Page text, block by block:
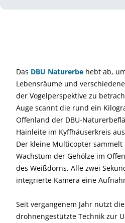
Das DBU Naturerbe hebt ab,
Lebensräume und
der Vogelperspektive zu
Auge scannt die rund ein
Offenland der DBU-
Hainleite im Kyffhäuserkreis
Der kleine Multicopter
Wachstum der Gehölze im
des Weißdorns. Alle zwei
integrierte Kamera eine
Seit vergangenem Jahr nutzt
drohnengestützte Technik zur